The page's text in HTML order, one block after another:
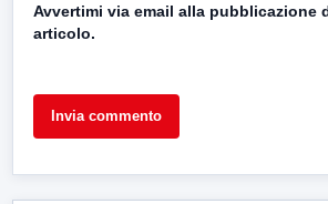
Avvertimi via email alla pubblicazione
articolo.